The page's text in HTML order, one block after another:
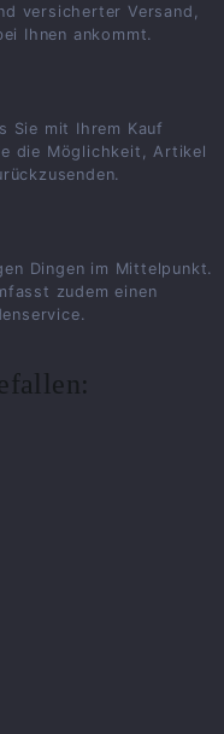
versicherter Versand,
Ihnen ankommt.
Sie mit Ihrem Kauf
die Möglichkeit, Artikel
Dingen im Mittelpunkt.
zudem einen